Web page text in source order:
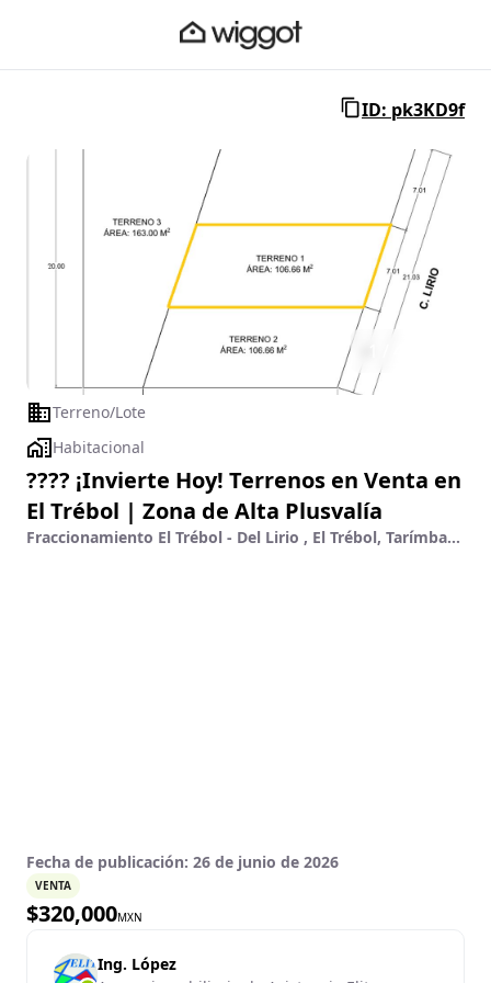
ID: pk3KD9f
Terreno/Lote
Habitacional
???? ¡Invierte Hoy! Terrenos en Venta en
El Trébol | Zona de Alta Plusvalía
Fraccionamiento El Trébol - Del Lirio , El Trébol, Tarímbaro, Michoacán De Ocampo
Fecha de publicación: 26 de junio de 2026
VENTA
$320,000MXN
Ing. López